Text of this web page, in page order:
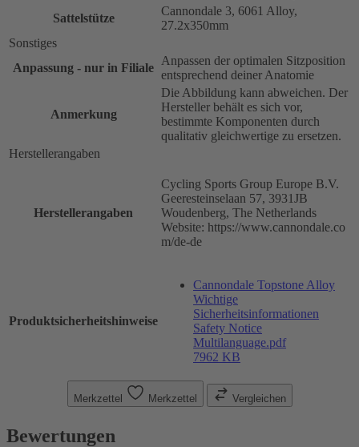
Sattelstütze
Cannondale 3, 6061 Alloy,
27.2x350mm
Sonstiges
Anpassung - nur in Filiale
Anpassen der optimalen Sitzposition
entsprechend deiner Anatomie
Anmerkung
Die Abbildung kann abweichen. Der
Hersteller behält es sich vor,
bestimmte Komponenten durch
qualitativ gleichwertige zu ersetzen.
Herstellerangaben
Herstellerangaben
Cycling Sports Group Europe B.V.
Geeresteinselaan 57, 3931JB
Woudenberg, The Netherlands
Website: https://www.cannondale.co
m/de-de
Produktsicherheitshinweise
Cannondale Topstone Alloy
Wichtige
Sicherheitsinformationen
Safety Notice
Multilanguage.pdf
7962 KB
Merkzettel Merkzettel Vergleichen
Bewertungen